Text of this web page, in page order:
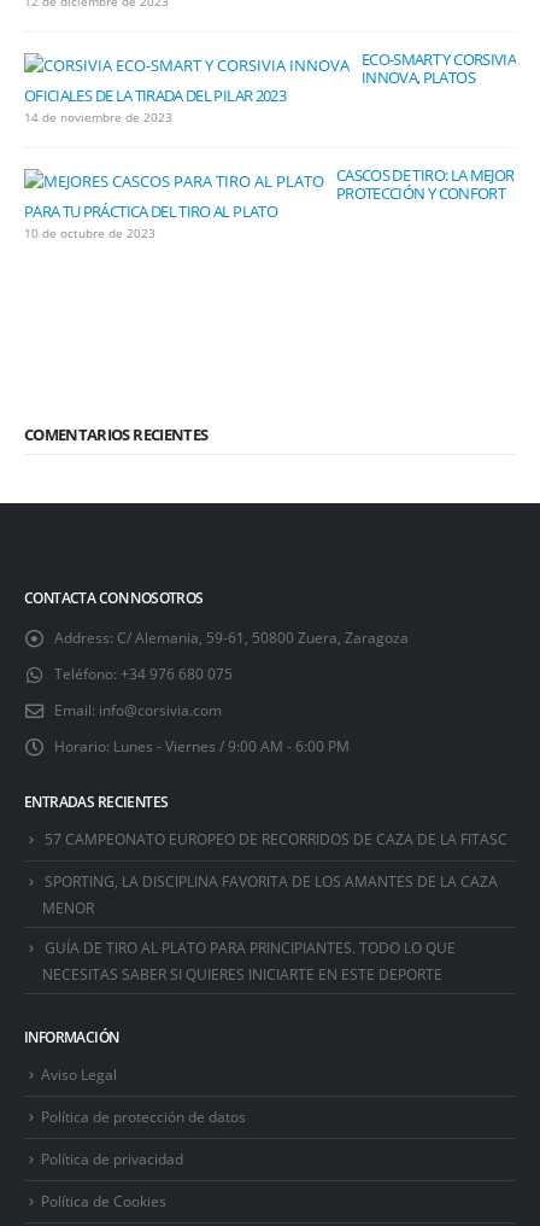
ECO-SMART Y CORSIVIA
INNOVA, PLATOS
OFICIALES DE LA TIRADA DEL PILAR 2023
14 de noviembre de 2023
CASCOS DE TIRO: LA MEJOR
PROTECCIÓN Y CONFORT
PARA TU PRÁCTICA DEL TIRO AL PLATO
10 de octubre de 2023
COMENTARIOS RECIENTES
CONTACTA CON NOSOTROS
Address: C/ Alemania, 59-61, 50800 Zuera, Zaragoza
Teléfono: +34 976 680 075
Email: info@corsivia.com
Horario: Lunes - Viernes / 9:00 AM - 6:00 PM
ENTRADAS RECIENTES
57 CAMPEONATO EUROPEO DE RECORRIDOS DE CAZA DE LA FITASC
SPORTING, LA DISCIPLINA FAVORITA DE LOS AMANTES DE LA CAZA
MENOR
GUÍA DE TIRO AL PLATO PARA PRINCIPIANTES. TODO LO QUE
NECESITAS SABER SI QUIERES INICIARTE EN ESTE DEPORTE
INFORMACIÓN
Aviso Legal
Política de protección de datos
Política de privacidad
Política de Cookies